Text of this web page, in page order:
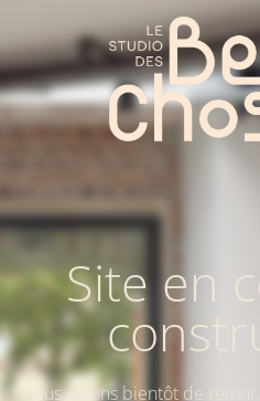
Site en
Nous serons bientôt de